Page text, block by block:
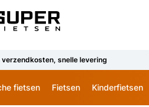
verzendkosten, snelle levering
fietsen Fietsen Kinderfietsen